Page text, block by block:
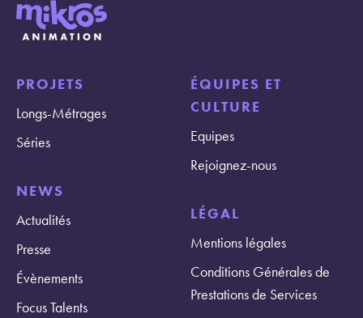
PROJETS
Longs-Métrages
Séries
NEWS
Actualités
Presse
Évènements
Focus Talents
ÉQUIPES ET
CULTURE
Equipes
Rejoignez-nous
LÉGAL
Mentions légales
Conditions Générales de
Prestations de Services